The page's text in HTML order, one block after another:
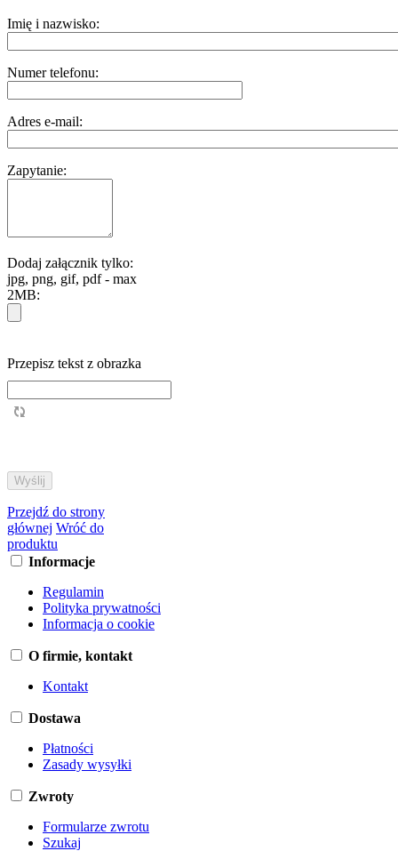
Imię i nazwisko:
Numer telefonu:
Adres e-mail:
Zapytanie:
Dodaj załącznik tylko:
jpg, png, gif, pdf - max
2MB:
Przepisz tekst z obrazka
Przejdź do strony
głównej Wróć do
produktu
Informacje
Regulamin
Polityka prywatności
Informacja o cookie
O firmie, kontakt
Kontakt
Dostawa
Płatności
Zasady wysyłki
Zwroty
Formularze zwrotu
Szukaj